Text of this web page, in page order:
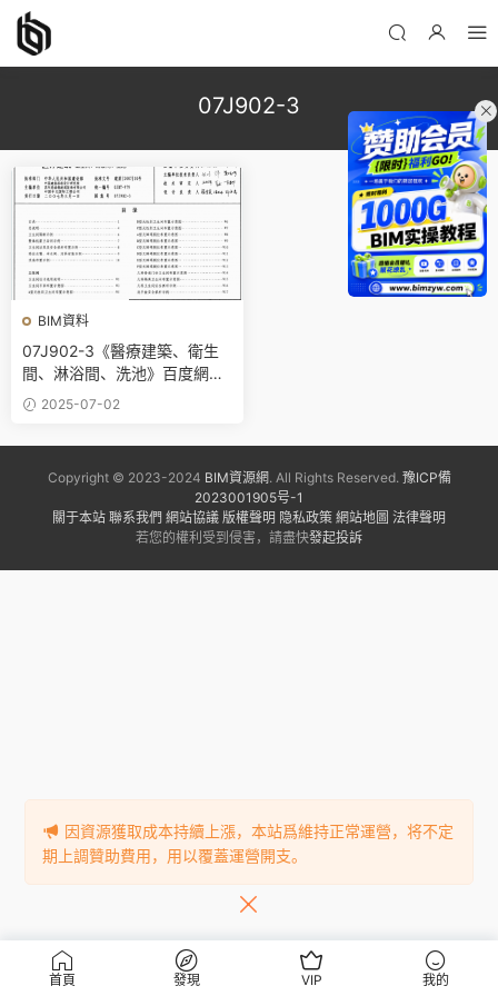
07J902-3
BIM資料
07J902-3《醫療建築、衛生
間、淋浴間、洗池》百度網盤
PDF下載
2025-07-02
Copyright © 2023-2024 BIM資源網. All Rights Reserved. 豫ICP備
2023001905号-1
關于本站 聯系我們 網站協議 版權聲明 隐私政策 網站地圖 法律聲明
若您的權利受到侵害，請盡快發起投訴
首頁 發現 VIP 我的
因資源獲取成本持續上漲，本站爲維持正常運營，将不定
期上調贊助費用，用以覆蓋運營開支。